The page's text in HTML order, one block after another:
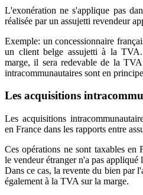
L'exonération ne s'applique pas
réalisée par un assujetti revendeur
Exemple: un concessionnaire
un client belge assujetti à la
marge, il sera redevable de la
intracommunautaires sont en
Les acquisitions
Les acquisitions
en France dans les rapports entre
Ces opérations ne sont taxables en
le vendeur étranger n'a pas appliqué
Dans ce cas, la revente du bien par
également à la TVA sur la marge.